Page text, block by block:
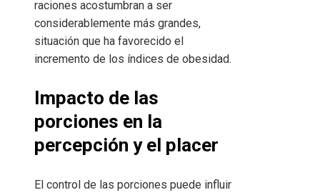
raciones acostumbran a ser
considerablemente más grandes,
situación que ha favorecido el
incremento de los índices de obesidad.
Impacto de las
porciones en la
percepción y el placer
El control de las porciones puede influir